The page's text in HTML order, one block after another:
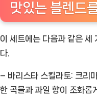
맛있는 블렌드
이 세트에는 다음과 같은 세
다.
– 바리스타 스킬라토: 크리
한 곡물과 과일 향이 조화롭